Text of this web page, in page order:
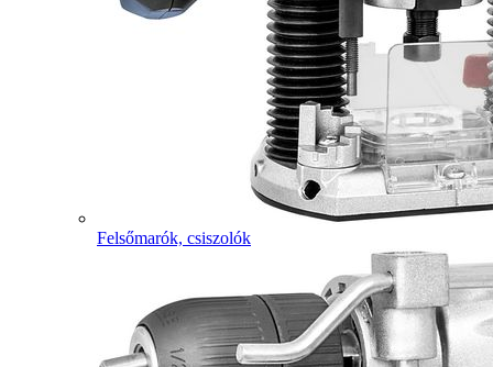
Felsőmarók, csiszolók